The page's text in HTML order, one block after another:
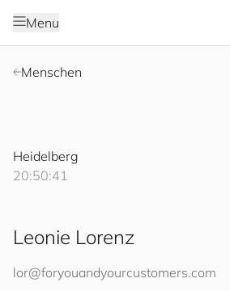
Menu
Menschen
Heidelberg
20:50:41
Leonie Lorenz
lor@foryouandyourcustomers.com